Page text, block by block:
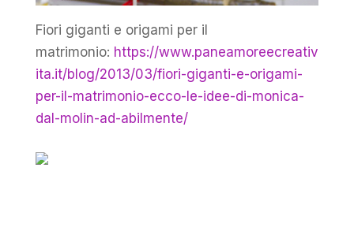
Fiori giganti e origami per il
matrimonio: https://www.paneamoreecreativ
ita.it/blog/2013/03/fiori-giganti-e-origami-
per-il-matrimonio-ecco-le-idee-di-monica-
dal-molin-ad-abilmente/